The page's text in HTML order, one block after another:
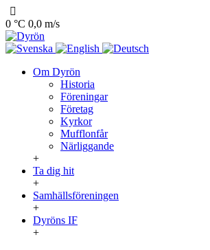
0 °C 0,0 m/s
Om Dyrön
Historia
Föreningar
Företag
Kyrkor
Mufflonfår
Närliggande
+
Ta dig hit
+
Samhällsföreningen
+
Dyröns IF
+